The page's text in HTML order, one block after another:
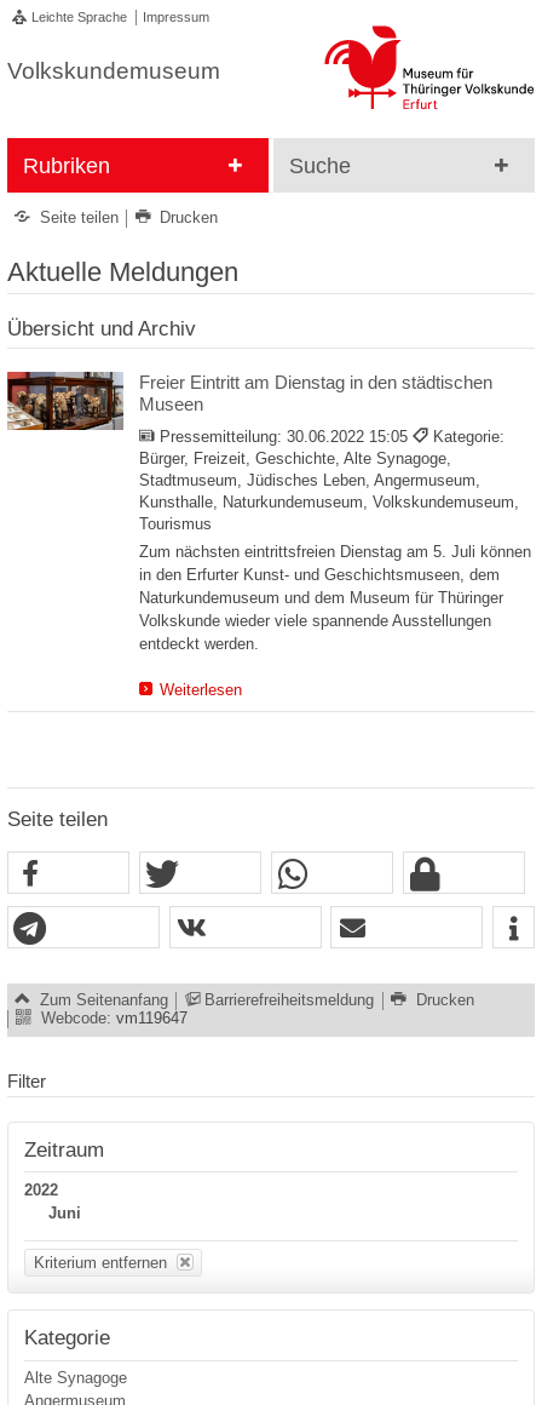
Leichte Sprache Impressum
Volkskundemuseum
Rubriken Suche
Seite teilen Drucken
Aktuelle Meldungen
Übersicht und Archiv
Freier Eintritt am Dienstag in den städtischen
Museen
Pressemitteilung: 30.06.2022 15:05
Kategorie:
Bürger, Freizeit, Geschichte, Alte Synagoge,
Stadtmuseum, Jüdisches Leben, Angermuseum,
Kunsthalle, Naturkundemuseum, Volkskundemuseum,
Tourismus
Zum nächsten eintrittsfreien Dienstag am 5. Juli können
in den Erfurter Kunst- und Geschichtsmuseen, dem
Naturkundemuseum und dem Museum für Thüringer
Volkskunde wieder viele spannende Ausstellungen
entdeckt werden.
Weiterlesen
Seite teilen
Zum Seitenanfang Barrierefreiheitsmeldung
Drucken
Webcode: vm119647
Filter
Zeitraum
2022
Juni
Kriterium entfernen
Kategorie
Alte Synagoge
Angermuseum